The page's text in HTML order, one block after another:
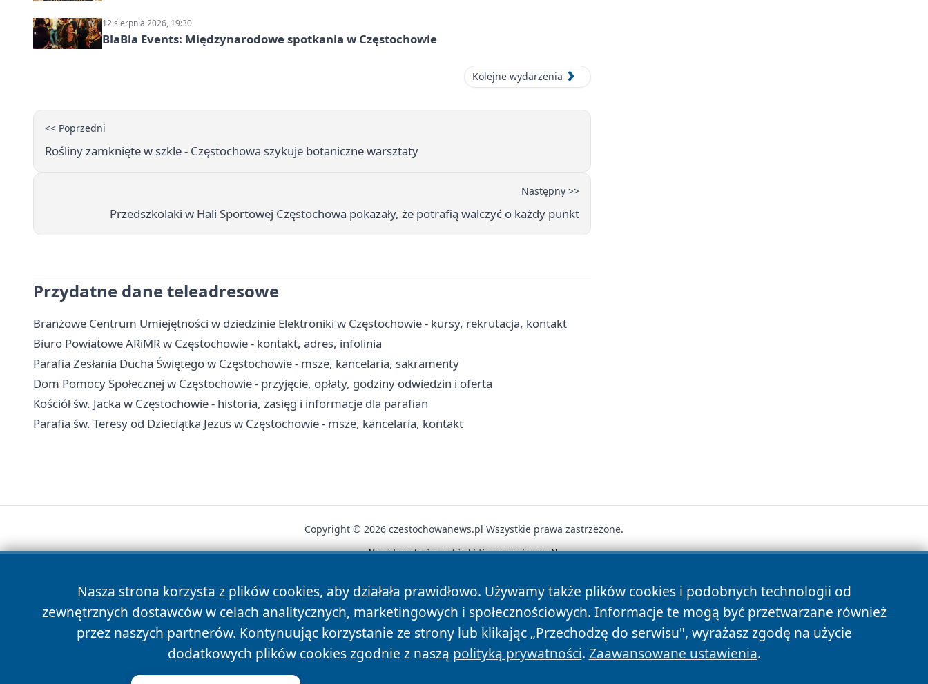
12 sierpnia 2026, 19:30
BlaBla Events: Międzynarodowe spotkania w Częstochowie
Kolejne wydarzenia
<< Poprzedni
Rośliny zamknięte w szkle - Częstochowa szykuje botaniczne warsztaty
Następny >>
Przedszkolaki w Hali Sportowej Częstochowa pokazały, że potrafią walczyć o każdy punkt
Przydatne dane teleadresowe
Branżowe Centrum Umiejętności w dziedzinie Elektroniki w Częstochowie - kursy, rekrutacja, kontakt
Biuro Powiatowe ARiMR w Częstochowie - kontakt, adres, infolinia
Parafia Zesłania Ducha Świętego w Częstochowie - msze, kancelaria, sakramenty
Dom Pomocy Społecznej w Częstochowie - przyjęcie, opłaty, godziny odwiedzin i oferta
Kościół św. Jacka w Częstochowie - historia, zasięg i informacje dla parafian
Parafia św. Teresy od Dzieciątka Jezus w Częstochowie - msze, kancelaria, kontakt
Nasza strona korzysta z plików cookies, aby działała prawidłowo. Używamy także plików cookies i podobnych technologii od
zewnętrznych dostawców w celach analitycznych, marketingowych i społecznościowych. Informacje te mogą być przetwarzane również
przez naszych partnerów. Kontynuując korzystanie ze strony lub klikając „Przechodzę do serwisu", wyrażasz zgodę na użycie
dodatkowych plików cookies zgodnie z naszą polityką prywatności. Zaawansowane ustawienia.
Copyright © 2026 czestochowanews.pl Wszystkie prawa zastrzeżone.